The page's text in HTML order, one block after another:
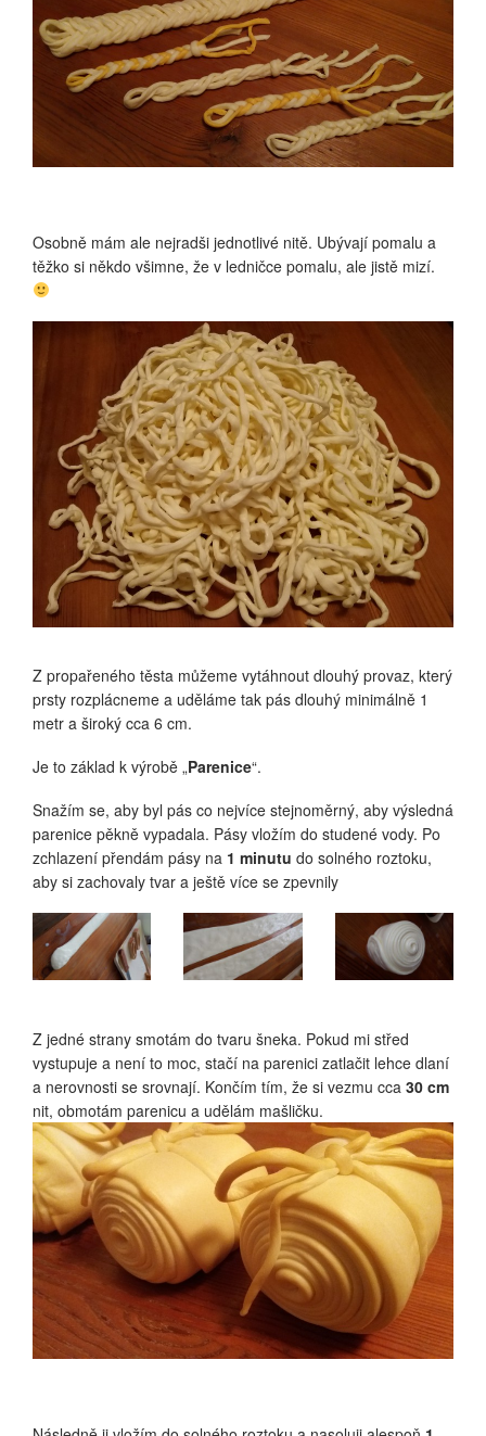
Osobně mám ale nejradši jednotlivé nitě. Ubývají pomalu a
těžko si někdo všimne, že v ledničce pomalu, ale jistě mizí.
Z propařeného těsta můžeme vytáhnout dlouhý provaz, který
prsty rozplácneme a uděláme tak pás dlouhý minimálně 1
metr a široký cca 6 cm.
Je to základ k výrobě „Parenice“.
Snažím se, aby byl pás co nejvíce stejnoměrný, aby výsledná
parenice pěkně vypadala. Pásy vložím do studené vody. Po
zchlazení přendám pásy na 1 minutu do solného roztoku,
aby si zachovaly tvar a ještě více se zpevnily
Z jedné strany smotám do tvaru šneka. Pokud mi střed
vystupuje a není to moc, stačí na parenici zatlačit lehce dlaní
a nerovnosti se srovnají. Končím tím, že si vezmu cca 30 cm
nit, obmotám parenicu a udělám mašličku.